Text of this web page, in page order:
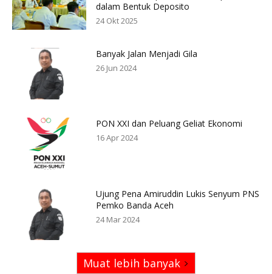
dalam Bentuk Deposito
24 Okt 2025
Banyak Jalan Menjadi Gila
26 Jun 2024
PON XXI dan Peluang Geliat Ekonomi
16 Apr 2024
Ujung Pena Amiruddin Lukis Senyum PNS
Pemko Banda Aceh
24 Mar 2024
Muat lebih banyak